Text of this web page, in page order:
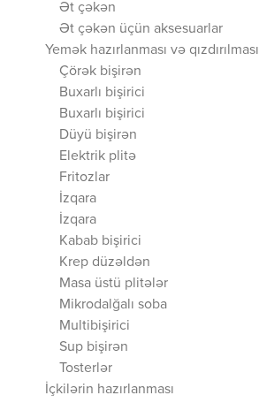
Ət çəkən
Ət çəkən üçün aksesuarlar
Yemək hazırlanması və qızdırılması
Çörək bişirən
Buxarlı bişirici
Buxarlı bişirici
Düyü bişirən
Elektrik plitə
Fritozlar
İzqara
İzqara
Kabab bişirici
Krep düzəldən
Masa üstü plitələr
Mikrodalğalı soba
Multibişirici
Sup bişirən
Tosterlər
İçkilərin hazırlanması